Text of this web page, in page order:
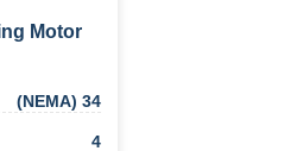
Motor
(NEMA) 34
4